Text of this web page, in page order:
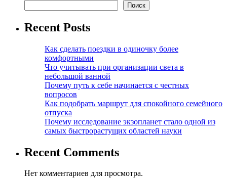
Поиск
Recent Posts
Как сделать поездки в одиночку более
комфортными
Что учитывать при организации света в
небольшой ванной
Почему путь к себе начинается с честных
вопросов
Как подобрать маршрут для спокойного семейного
отпуска
Почему исследование экзопланет стало одной из
самых быстрорастущих областей науки
Recent Comments
Нет комментариев для просмотра.